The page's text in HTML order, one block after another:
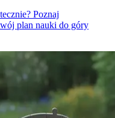
Poznaj
plan nauki do góry